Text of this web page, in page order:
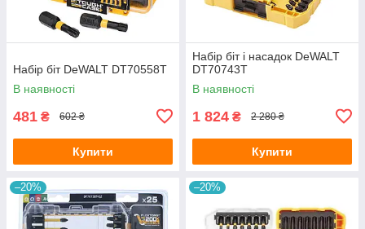
Набір біт DeWALT DT70558T
В наявності
481 ₴ 602 ₴
Купити
Набір біт і насадок DeWALT
DT70743T
В наявності
1 824 ₴ 2 280 ₴
Купити
–20% –20%